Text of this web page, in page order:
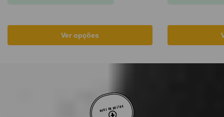
Ver opções
VOLTAR AO TOPO